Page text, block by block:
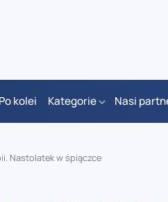
Po kolei Kategorie Nasi
Nastolatek w śpiączce